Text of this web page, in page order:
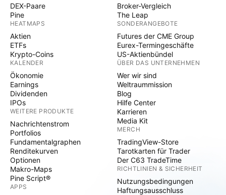
DEX-Paare
Pine
HEATMAPS
Aktien
ETFs
Krypto-Coins
KALENDER
Ökonomie
Earnings
Dividenden
IPOs
WEITERE PRODUKTE
Nachrichtenstrom
Portfolios
Fundamentalgraphen
Renditekurven
Optionen
Makro-Maps
Pine Script®
APPS
Broker-Vergleich
The Leap
SONDERANGEBOTE
Futures der CME Group
Eurex-Termingeschäfte
US-Aktienbündel
ÜBER DAS UNTERNEHMEN
Wer wir sind
Weltraummission
Blog
Hilfe Center
Karrieren
Media Kit
MERCH
TradingView-Store
Tarotkarten für Trader
Der C63 TradeTime
RICHTLINIEN & SICHERHEIT
Nutzungsbedingungen
Haftungsausschluss